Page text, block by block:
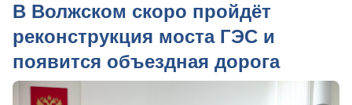
В Волжском скоро пройдёт
реконструкция моста ГЭС и
появится объездная дорога